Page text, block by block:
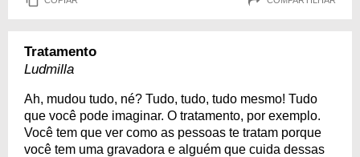
Tratamento
Ludmilla
Ah, mudou tudo, né? Tudo, tudo, tudo mesmo! Tudo
que você pode imaginar. O tratamento, por exemplo.
Você tem que ver como as pessoas te tratam porque
você tem uma gravadora e alguém que cuida dessas